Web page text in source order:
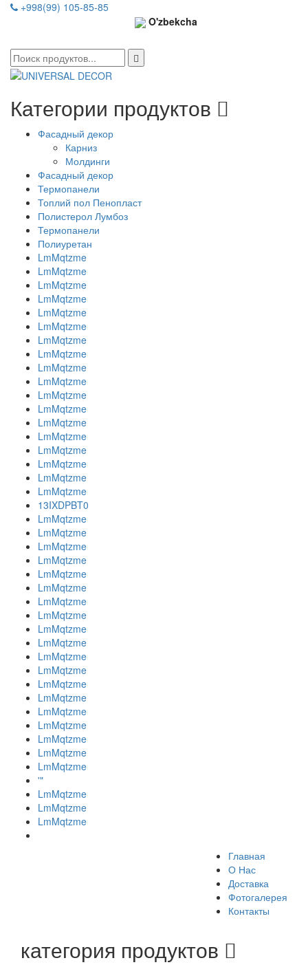
+998(99) 105-85-85
O'zbekcha
Категории продуктов
Фасадный декор
Карниз
Молдинги
Фасадный декор
Термопанели
Топлий пол Пенопласт
Полистерол Лумбоз
Термопанели
Полиуретан
LmMqtzme
LmMqtzme
LmMqtzme
LmMqtzme
LmMqtzme
LmMqtzme
LmMqtzme
LmMqtzme
LmMqtzme
LmMqtzme
LmMqtzme
LmMqtzme
LmMqtzme
LmMqtzme
LmMqtzme
LmMqtzme
LmMqtzme
LmMqtzme
13IXDPBT0
LmMqtzme
LmMqtzme
LmMqtzme
LmMqtzme
LmMqtzme
LmMqtzme
LmMqtzme
LmMqtzme
LmMqtzme
LmMqtzme
LmMqtzme
LmMqtzme
LmMqtzme
LmMqtzme
LmMqtzme
LmMqtzme
LmMqtzme
LmMqtzme
LmMqtzme
'"
LmMqtzme
LmMqtzme
LmMqtzme
Главная
О Нас
Доставка
Фотогалерея
Контакты
категория продуктов